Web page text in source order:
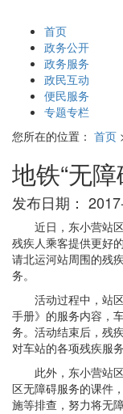
首页
政务公开
政务服务
政民互动
便民服务
专题专栏
您所在的位置： 首页
地铁“无
发布日期：
近日，东小营站
残疾人乘客提供更好
请北运河站周围的残
务。
活动过程中，站区
手册》的服务内容，
务。活动结束后，残
对车站的各项残疾服
此外，东小营站区
区无障碍服务的课件
施等排查，努力将无